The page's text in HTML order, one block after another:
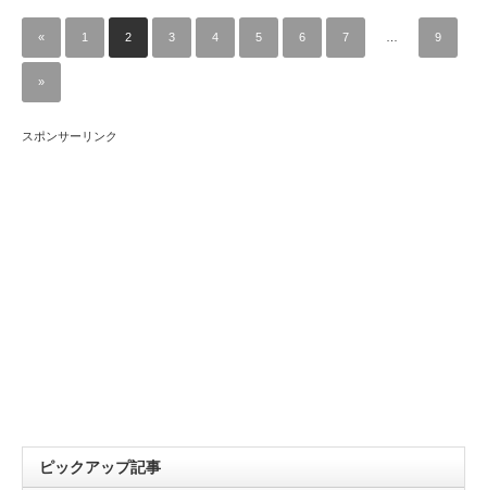
« 1 2 3 4 5 6 7 9
»
スポンサーリンク
ピックアップ記事